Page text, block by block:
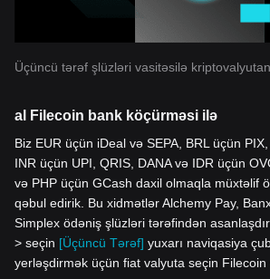
Üçüncü tərəf şlüzləri vasitəsilə
al Filecoin bank köçürməsi ilə
Biz EUR üçün iDeal və SEPA, BRL üçün
INR üçün UPI, QRIS, DANA və IDR üçün
və PHP üçün GCash daxil olmaqla müxtəlif
qəbul edirik. Bu xidmətlər Alchemy Pay,
Simplex ödəniş şlüzləri tərəfindən
> seçin [Üçüncü Tərəf] yuxarı naviqasiya
yerləşdirmək üçün fiat valyuta seçin Filecoin